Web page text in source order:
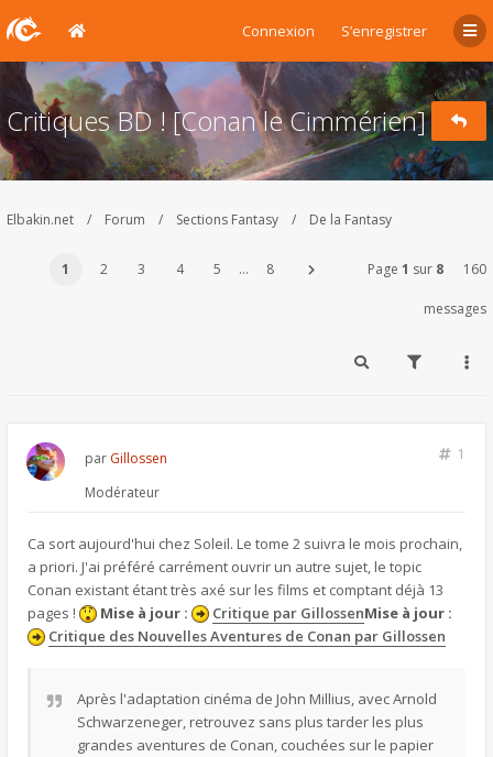
Connexion S’enregistrer
Critiques BD ! [Conan le Cimmérien]
Elbakin.net Forum Sections Fantasy De la Fantasy
1 2 3 4 5 … 8 Page 1 sur 8 160
messages
1
par Gillossen
Modérateur
Ca sort aujourd'hui chez Soleil. Le tome 2 suivra le mois prochain,
a priori. J'ai préféré carrément ouvrir un autre sujet, le topic
Conan existant étant très axé sur les films et comptant déjà 13
pages !
Mise à jour : Critique par GillossenMise à jour :
Critique des Nouvelles Aventures de Conan par Gillossen
Après l'adaptation cinéma de John Millius, avec Arnold
Schwarzeneger, retrouvez sans plus tarder les plus
grandes aventures de Conan, couchées sur le papier